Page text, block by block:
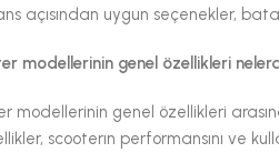
açısından uygun seçenekler,
modellerinin genel özellikleri
modellerinin genel özellikleri
scooterın performansını ve